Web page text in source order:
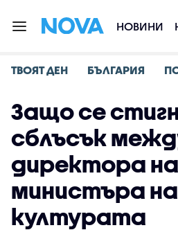
НОВИНИ
ТВОЯТ ДЕН БЪЛГАРИЯ
Защо се
сблъсък
директора
министъра на
културата